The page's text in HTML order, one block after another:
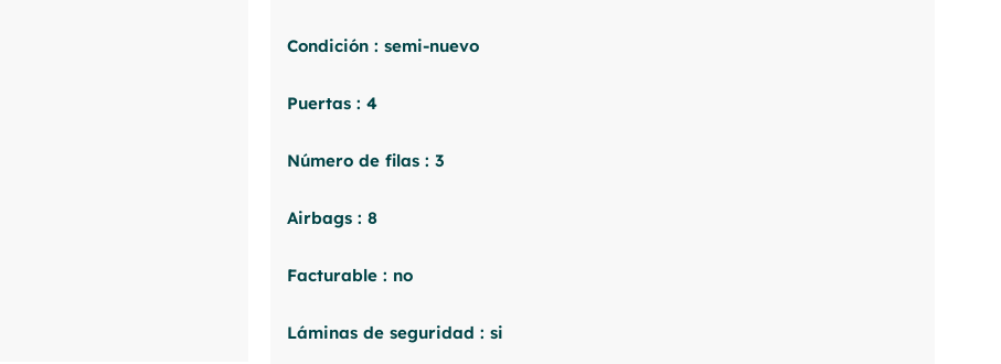
Condición : semi-nuevo
Puertas : 4
Número de filas : 3
Airbags : 8
Facturable : no
Láminas de seguridad : si